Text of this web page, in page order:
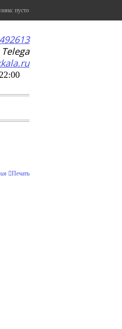
пусто
Печать